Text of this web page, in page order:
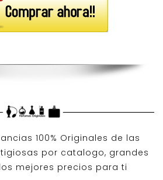
100% Originales de las
por catalogo, grandes
mejores precios para ti